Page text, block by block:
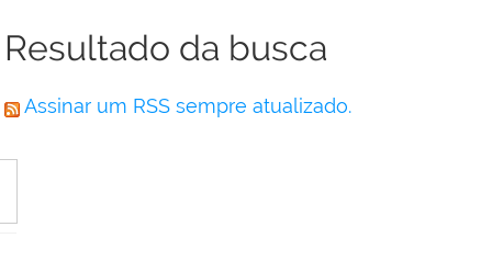
Resultado da busca
Assinar um RSS sempre atualizado.